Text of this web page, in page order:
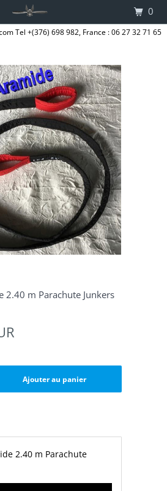
Tel +(376) 698 982, France : 06 27 32 71 65
2.40 m Parachute Junkers
Ajouter au panier
2.40 m Parachute
0